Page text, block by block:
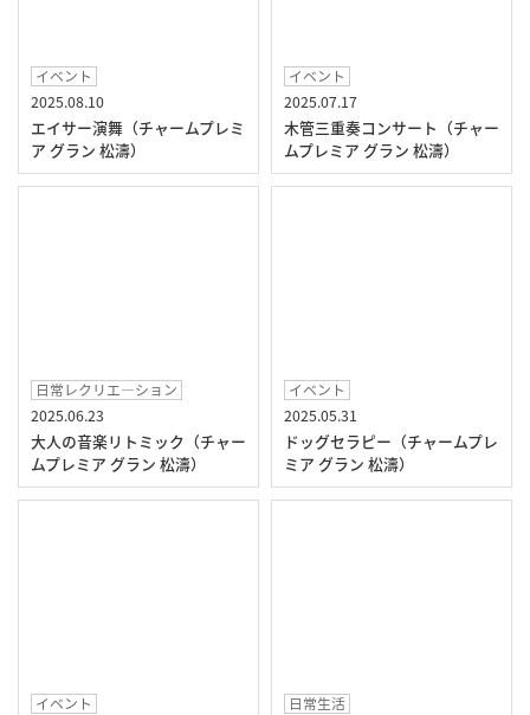
イベント
2025.08.10
エイサー演舞（チャームプレミ
ア グラン 松濤）
イベント
2025.07.17
木管三重奏コンサート（チャー
ムプレミア グラン 松濤）
日常レクリエ―ション
2025.06.23
大人の音楽リトミック（チャー
ムプレミア グラン 松濤）
イベント
2025.05.31
ドッグセラピー（チャームプレ
ミア グラン 松濤）
イベント
日常生活